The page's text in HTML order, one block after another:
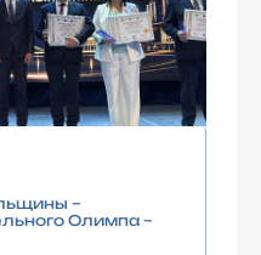
–
Олимпа –